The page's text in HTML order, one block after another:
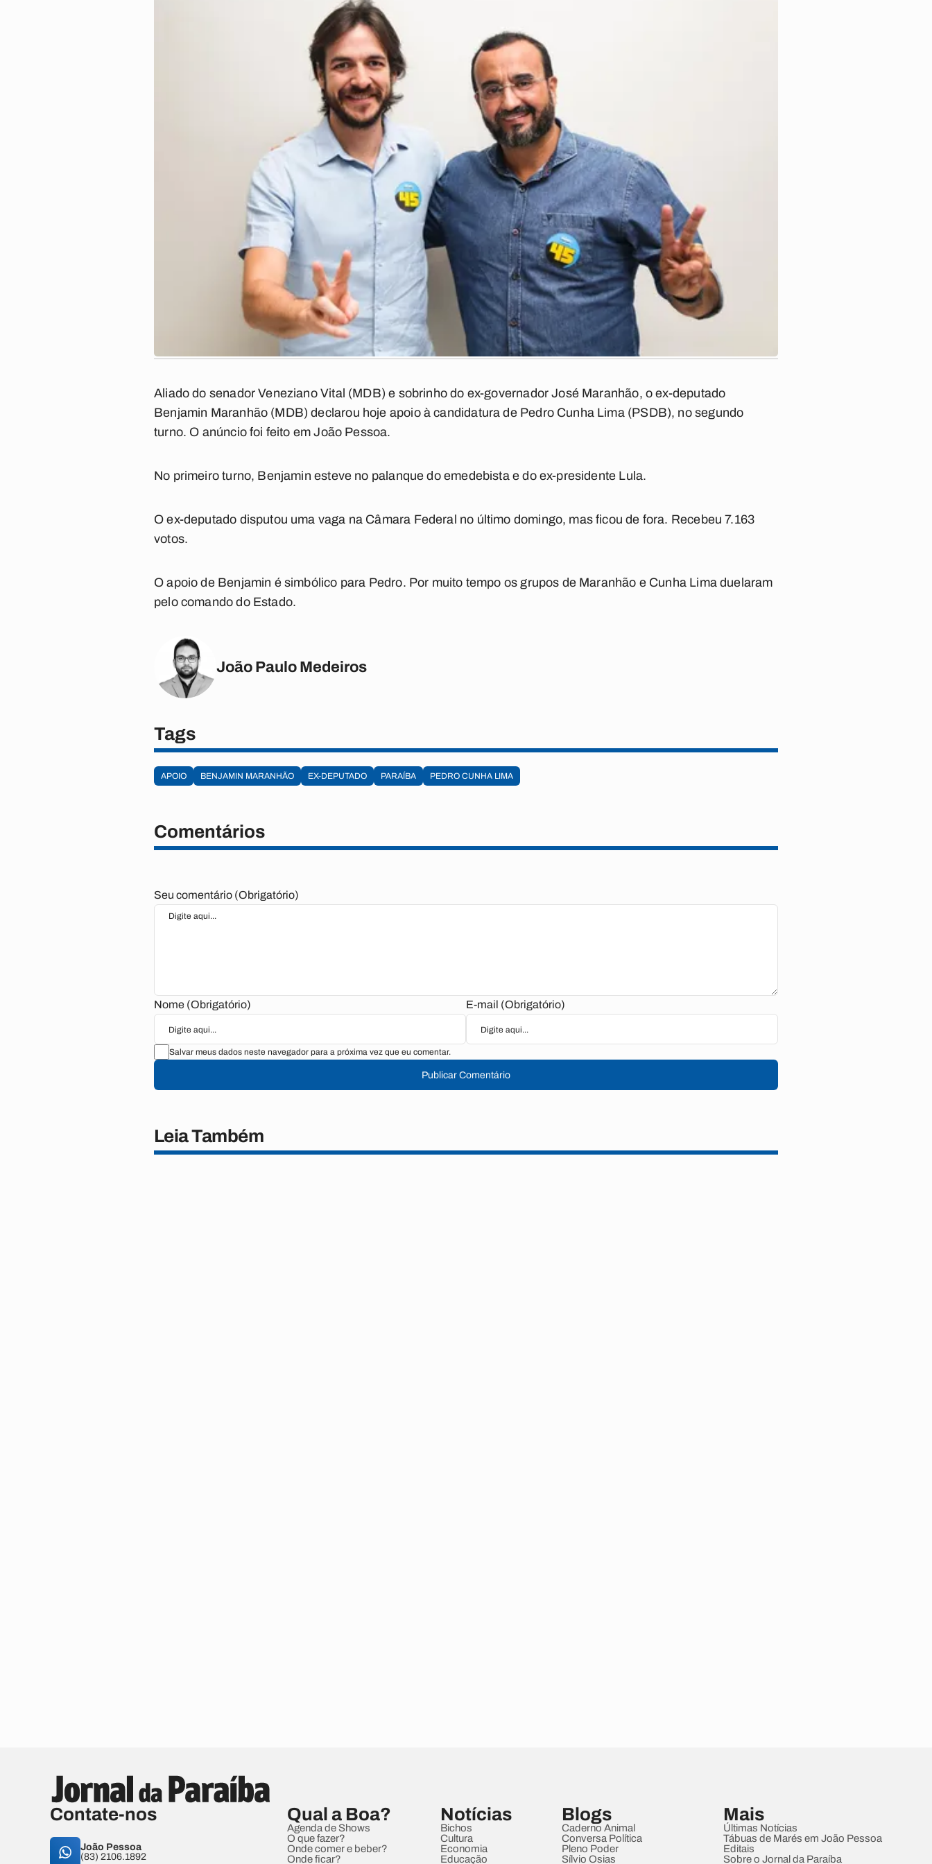
Aliado do senador Veneziano Vital (MDB) e sobrinho do ex-governador José Maranhão, o ex-deputado
Benjamin Maranhão (MDB) declarou hoje apoio à candidatura de Pedro Cunha Lima (PSDB), no segundo
turno. O anúncio foi feito em João Pessoa.
No primeiro turno, Benjamin esteve no palanque do emedebista e do ex-presidente Lula.
O ex-deputado disputou uma vaga na Câmara Federal no último domingo, mas ficou de fora. Recebeu 7.163
votos.
O apoio de Benjamin é simbólico para Pedro. Por muito tempo os grupos de Maranhão e Cunha Lima duelaram
pelo comando do Estado.
João Paulo Medeiros
Tags
APOIO BENJAMIN MARANHÃO EX-DEPUTADO PARAÍBA PEDRO CUNHA LIMA
Comentários
Seu comentário (Obrigatório)
Nome (Obrigatório) E-mail (Obrigatório)
Salvar meus dados neste navegador para a próxima vez que eu comentar.
Publicar Comentário
Leia Também
Contate-nos
João Pessoa
(83) 2106.1892
Qual a Boa?
Agenda de Shows
O que fazer?
Onde comer e beber?
Onde ficar?
Notícias
Bichos
Cultura
Economia
Educação
Blogs
Caderno Animal
Conversa Política
Pleno Poder
Sílvio Osias
Mais
Últimas Notícias
Tábuas de Marés em João Pessoa
Editais
Sobre o Jornal da Paraíba